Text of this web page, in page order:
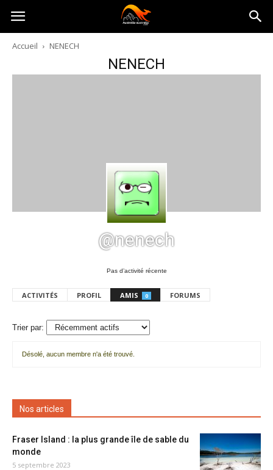
Australia-
australie.com
Accueil NENECH
NENECH
@nenech
Pas d’activité récente
ACTIVITÉS PROFIL AMIS 0 FORUMS
Trier par:
amis
Désolé, aucun membre n'a été trouvé.
Nos articles
Fraser Island : la plus grande île de sable du
monde
5 septembre 2023